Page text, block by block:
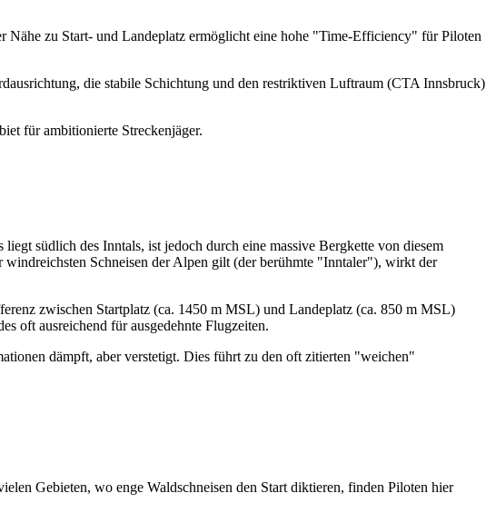
zu Start- und Landeplatz ermöglicht eine hohe "Time-Efficiency" für Piloten
die stabile Schichtung und den restriktiven Luftraum (CTA Innsbruck)
für ambitionierte Streckenjäger.
südlich des Inntals, ist jedoch durch eine massive Bergkette von diesem
windreichsten Schneisen der Alpen gilt (der berühmte "Inntaler"), wirkt der
zwischen Startplatz (ca. 1450 m MSL) und Landeplatz (ca. 850 m MSL)
oft ausreichend für ausgedehnte Flugzeiten.
dämpft, aber verstetigt. Dies führt zu den oft zitierten "weichen"
Gebieten, wo enge Waldschneisen den Start diktieren, finden Piloten hier